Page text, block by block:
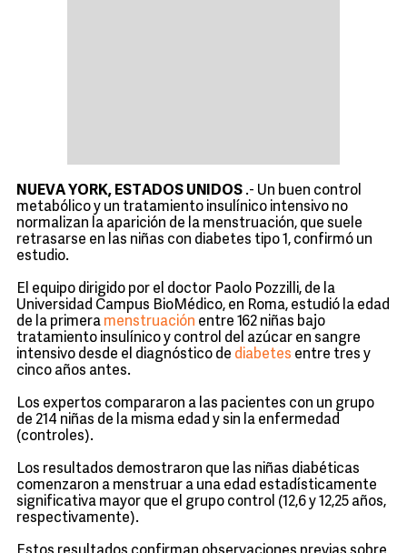
NUEVA YORK, ESTADOS UNIDOS .- Un buen control
metabólico y un tratamiento insulínico intensivo no
normalizan la aparición de la menstruación, que suele
retrasarse en las niñas con diabetes tipo 1, confirmó un
estudio.
El equipo dirigido por el doctor Paolo Pozzilli, de la
Universidad Campus BioMédico, en Roma, estudió la edad
de la primera menstruación entre 162 niñas bajo
tratamiento insulínico y control del azúcar en sangre
intensivo desde el diagnóstico de diabetes entre tres y
cinco años antes.
Los expertos compararon a las pacientes con un grupo
de 214 niñas de la misma edad y sin la enfermedad
(controles).
Los resultados demostraron que las niñas diabéticas
comenzaron a menstruar a una edad estadísticamente
significativa mayor que el grupo control (12,6 y 12,25 años,
respectivamente).